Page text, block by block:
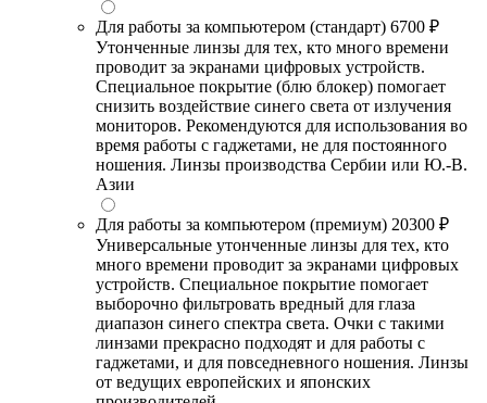
Для работы за компьютером (стандарт) 6700 ₽
Утонченные линзы для тех, кто много времени
проводит за экранами цифровых устройств.
Специальное покрытие (блю блокер) помогает
снизить воздействие синего света от излучения
мониторов. Рекомендуются для использования во
время работы с гаджетами, не для постоянного
ношения. Линзы производства Сербии или Ю.-В.
Азии
Для работы за компьютером (премиум) 20300 ₽
Универсальные утонченные линзы для тех, кто
много времени проводит за экранами цифровых
устройств. Специальное покрытие помогает
выборочно фильтровать вредный для глаза
диапазон синего спектра света. Очки с такими
линзами прекрасно подходят и для работы с
гаджетами, и для повседневного ношения. Линзы
от ведущих европейских и японских